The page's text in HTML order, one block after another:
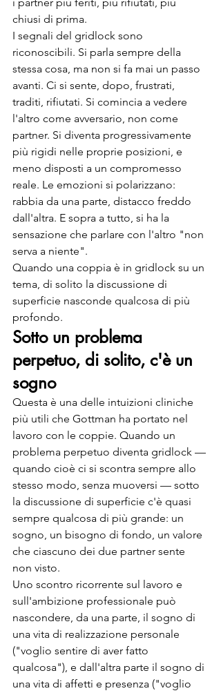
chiusi di prima.
I segnali del gridlock sono
riconoscibili. Si parla sempre della
stessa cosa, ma non si fa mai un passo
avanti. Ci si sente, dopo, frustrati,
traditi, rifiutati. Si comincia a vedere
l'altro come avversario, non come
partner. Si diventa progressivamente
più rigidi nelle proprie posizioni, e
meno disposti a un compromesso
reale. Le emozioni si polarizzano:
rabbia da una parte, distacco freddo
dall'altra. E sopra a tutto, si ha la
sensazione che parlare con l'altro "non
serva a niente".
Quando una coppia è in gridlock su un
tema, di solito la discussione di
superficie nasconde qualcosa di più
profondo.
Sotto un problema
perpetuo, di solito, c'è un
sogno
Questa è una delle intuizioni cliniche
più utili che Gottman ha portato nel
lavoro con le coppie. Quando un
problema perpetuo diventa gridlock —
quando cioè ci si scontra sempre allo
stesso modo, senza muoversi — sotto
la discussione di superficie c'è quasi
sempre qualcosa di più grande: un
sogno, un bisogno di fondo, un valore
che ciascuno dei due partner sente
non visto.
Uno scontro ricorrente sul lavoro e
sull'ambizione professionale può
nascondere, da una parte, il sogno di
una vita di realizzazione personale
("voglio sentire di aver fatto
qualcosa"), e dall'altra parte il sogno di
una vita di affetti e presenza ("voglio